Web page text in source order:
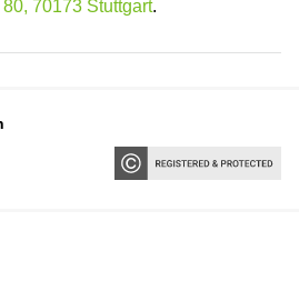
70173 Stuttgart.